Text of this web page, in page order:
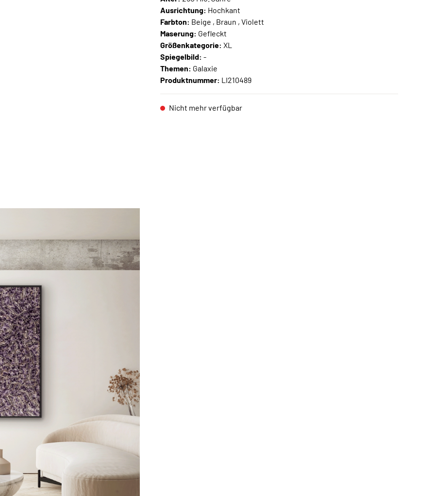
Ausrichtung: Hochkant
Farbton: Beige , Braun , Violett
Maserung: Gefleckt
Größenkategorie: XL
Spiegelbild: -
Themen: Galaxie
Produktnummer: LI210489
Nicht mehr verfügbar